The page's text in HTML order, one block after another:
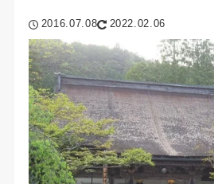
2016.07.08 2022.02.06